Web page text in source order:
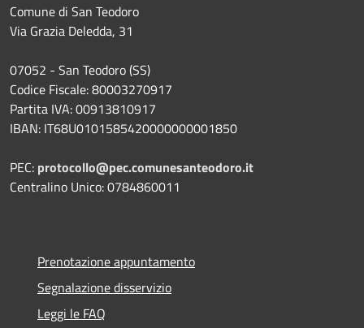
Comune di San Teodoro
Via Grazia Deledda, 31
07052 - San Teodoro (SS)
Codice Fiscale: 80003270917
Partita IVA: 00913810917
IBAN: IT68U0101585420000000001850
PEC: protocollo@pec.comunesanteodoro.it
Centralino Unico: 0784860011
Prenotazione appuntamento
Segnalazione disservizio
Leggi le FAQ